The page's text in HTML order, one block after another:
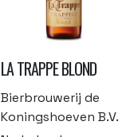
LA TRAPPE BLOND
Bierbrouwerij de
Koningshoeven B.V.